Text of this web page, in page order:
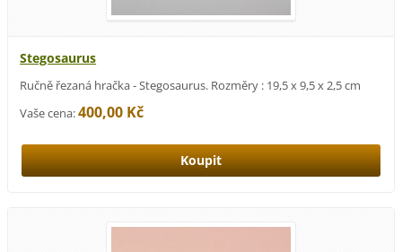
Stegosaurus
Ručně řezaná hračka - Stegosaurus. Rozměry : 19,5 x 9,5 x 2,5 cm
Vaše cena:400,00 Kč